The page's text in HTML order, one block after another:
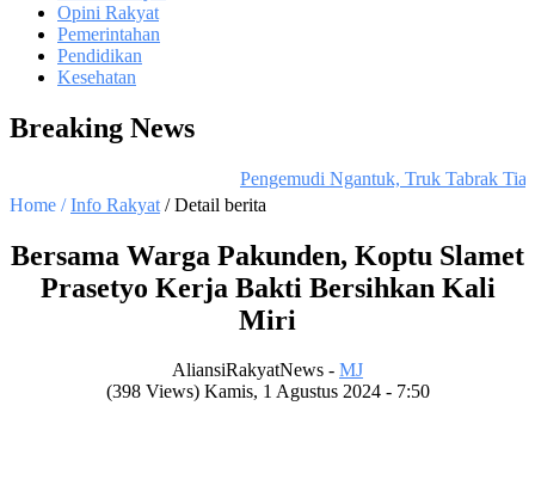
Opini Rakyat
Pemerintahan
Pendidikan
Kesehatan
Breaking News
Pengemudi Ngantuk, Truk Tabrak
Home /Info Rakyat / Detail berita
Bersama Warga Pakunden, Koptu Slamet
Prasetyo Kerja Bakti Bersihkan Kali
Miri
AliansiRakyatNews - MJ
(398 Views) Kamis, 1 Agustus 2024 - 7:50